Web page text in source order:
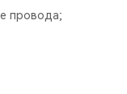
провода;